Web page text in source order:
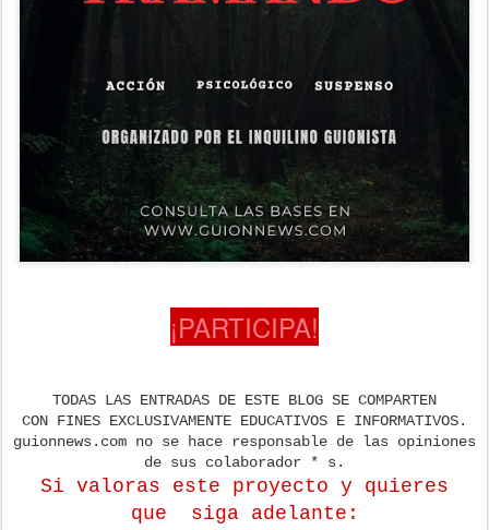
¡PARTICIPA!
TODAS LAS ENTRADAS DE ESTE BLOG SE COMPARTEN
CON FINES EXCLUSIVAMENTE EDUCATIVOS E INFORMATIVOS.
guionnews.com no se hace responsable de las opiniones
de sus colaborador * s.
Si valoras este proyecto y quieres
que siga adelante: